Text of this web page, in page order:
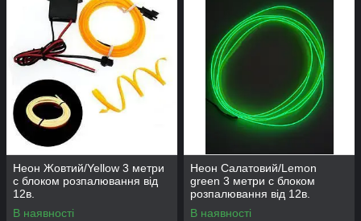
Неон Жовтий/Yellow 3 метри
c блоком розпалювання від
12в.
В наявності
Неон Салатовий/Lemon
green 3 метри c блоком
розпалювання від 12в.
В наявності